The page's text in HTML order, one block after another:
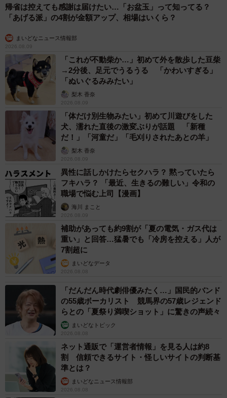
帰省は控えても感謝は届けたい…「お盆玉」って知ってる？
「あげる派」の4割が金額アップ、相場はいくら？
まいどなニュース情報部
2026.08.09
「これが不動柴か…」初めて外を散歩した豆柴
→2分後、足元でうるうる 「かわいすぎる」
「ぬいぐるみみたい」
梨木 香奈
2026.08.09
「体だけ別生物みたい」初めて川遊びをした
犬、濡れた直後の激変ぶりが話題 「新種
だ！」「河童だ」「毛刈りされたあとの羊」
梨木 香奈
2026.08.09
異性に話しかけたらセクハラ？ 黙っていたら
フキハラ？ 「最近、生きるの難しい」令和の
職場で悩む上司【漫画】
海川 まこと
2026.08.09
補助があっても約9割が「夏の電気・ガス代は
重い」と回答…猛暑でも「冷房を控える」人が
7割超に
まいどなデータ
2026.08.08
「だんだん時代劇俳優みたく…」国民的バンド
の55歳ボーカリスト 競馬界の57歳レジェンド
らとの「夏祭り満喫ショット」に驚きの声続々
まいどなトピック
2026.08.08
ネット通販で「運営者情報」を見る人は約8
割 信頼できるサイト・怪しいサイトの判断基
準とは？
まいどなニュース情報部
2026.08.08